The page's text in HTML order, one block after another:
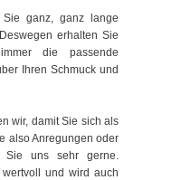
ganz, ganz lange
erhalten Sie
die passende
Ihren Schmuck und
wir, damit Sie sich als
also Anregungen oder
Sie uns sehr gerne.
und wird auch